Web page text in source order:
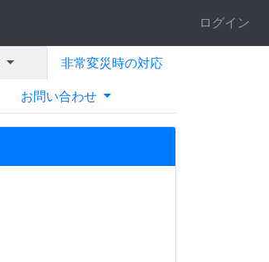
ログイン
非常変災時の対応
お問い合わせ